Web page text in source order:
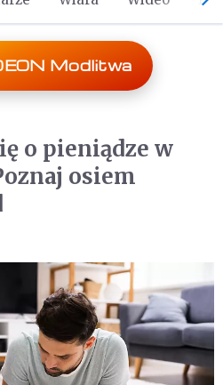
Modlitwa
o pieniądze w
osiem